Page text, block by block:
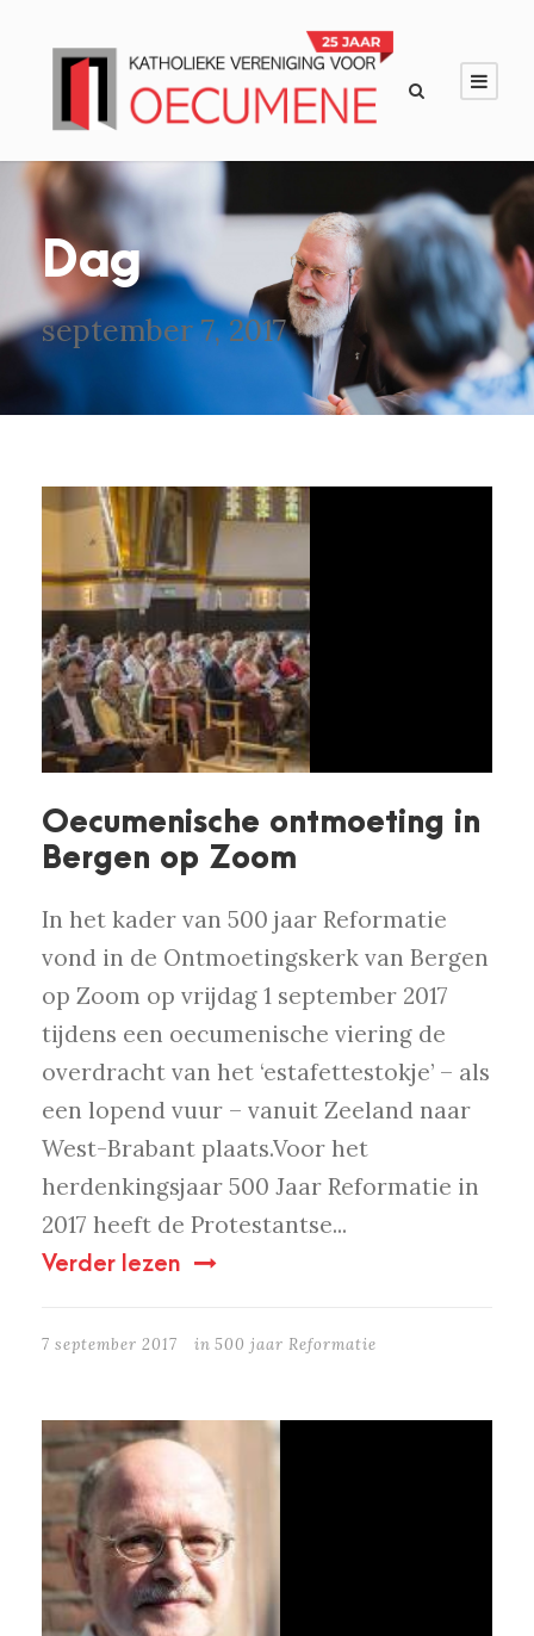
Dag
september 7, 2017
Oecumenische ontmoeting in
Bergen op Zoom
In het kader van 500 jaar Reformatie
vond in de Ontmoetingskerk van Bergen
op Zoom op vrijdag 1 september 2017
tijdens een oecumenische viering de
overdracht van het ‘estafettestokje’ – als
een lopend vuur – vanuit Zeeland naar
West-Brabant plaats.Voor het
herdenkingsjaar 500 Jaar Reformatie in
2017 heeft de Protestantse...
Verder lezen
7 september 2017 in 500 jaar Reformatie